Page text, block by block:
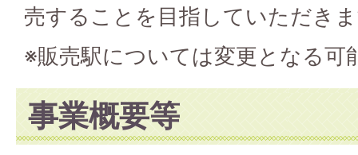
売することを目指していただき
※販売駅については変更となる可
事業概要等